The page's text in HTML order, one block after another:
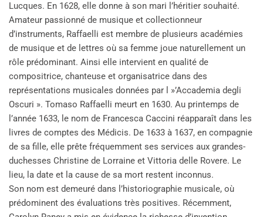
Lucques. En 1628, elle donne à son mari l’héritier souhaité.
Amateur passionné de musique et collectionneur
d’instruments, Raffaelli est membre de plusieurs académies
de musique et de lettres où sa femme joue naturellement un
rôle prédominant. Ainsi elle intervient en qualité de
compositrice, chanteuse et organisatrice dans des
représentations musicales données par l »’Accademia degli
Oscuri ». Tomaso Raffaelli meurt en 1630. Au printemps de
l’année 1633, le nom de Francesca Caccini réapparaît dans les
livres de comptes des Médicis. De 1633 à 1637, en compagnie
de sa fille, elle prête fréquemment ses services aux grandes-
duchesses Christine de Lorraine et Vittoria delle Rovere. Le
lieu, la date et la cause de sa mort restent inconnus.
Son nom est demeuré dans l’historiographie musicale, où
prédominent des évaluations très positives. Récemment,